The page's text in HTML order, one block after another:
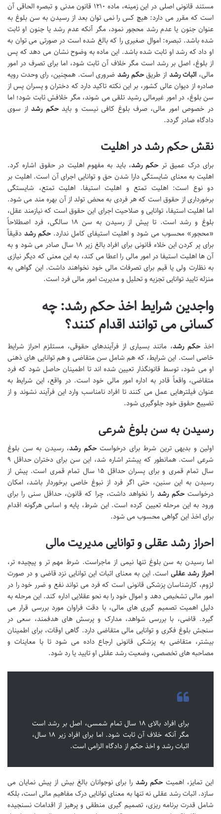
مستند قانونی اصلی در این زمینه، ماده ۱۲۱۰ قانون مدنی و تبصره الحاقی آن
است که مقرر می دارد: هیچ کس را نمی توان بعد از رسیدن به سن بلوغ به
عنوان جنون یا عدم رشد محجور نمود، مگر آنکه عدم رشد یا جنون او ثابت
شده باشد. تبصره: اموال صغیری را که بالغ شده است در صورتی می توان به
او داد که رشد او ثابت شده باشد. این ماده به وضوح نشان می دهد که پس
از بلوغ، اصل بر رشد است مگر خلاف آن ثابت شود، اما برای تصرف در امور
مالی، اثبات رشد از طریقحکم رشد ضروری است. همچنین، رای وحدت رویه
صادره از دیوان عالی کشور، بر این نکته تاکید دارد که دختران و پسران پس از
سن بلوغ، در امور غیرمالی رشید تلقی می شوند، مگر خلافش ثابت شود؛ اما
در خصوص امور مالی، صرف بلوغ کافی نیست و بایدحکم رشداز سوی
دادگاه صادر گردد.
نقش حکم رشد در اهلیت
برای درک عمیق تر حکم رشد، باید به مفهوم اهلیت در حقوق اشاره کرد.
اهلیت به معنای شایستگی دارا شدن حق و توانایی اجرای آن است. اهلیت بر
دو نوع است: اهلیت تمتع و اهلیت استیفا. اهلیت تمتع، شایستگی
برخورداری از حقوق است که هر فردی به محض تولد از آن بهره مند می شود.
اما اهلیت استیفا، توانایی و صلاحیت اجرای این حقوق است که نیازمند عقل،
بلوغ و رشد است. تا پیش از رسیدن به سن ۱۸ سالگی، فرد اصطلاحاً
«محجور» محسوب می شود و اهلیت استیفای کامل ندارد. حکم رشد دقیقاً
برای پر کردن این خلاء قانونی برای افراد بالغ زیر ۱۸ سال صادر می شود و به
آن ها اهلیت استیفا در امور مالی را اعطا می کند، به این معنی که دیگر نیازی
به نظارت ولی یا قیم برای تصرفات مالی خود نخواهند داشت. این گواهی به
منزله تایید توانایی تجزیه و تحلیل و مدیریت امور مالی فرد است.
واجدین شرایط اخذ حکم رشد: چه
کسانی می توانند اقدام کنند؟
اخذ حکم رشد، مانند بسیاری از فرآیندهای حقوقی، مستلزم احراز شرایط
خاصی است. این شرایط، که هم شامل سن متقاضی و هم توانایی های ذهنی
او می شود، توسط قانونگذار تعیین شده اند تا اطمینان حاصل شود که فرد
متقاضی، واقعاً قادر به اداره امور مالی خود است. در واقع، این شرایط به
عنوان فیلترهایی عمل می کنند تا افراد نامناسب وارد این فرآیند نشوند و از
تضییع حقوق خود جلوگیری شود.
رسیدن به سن بلوغ شرعی
اولین و بدیهی ترین شرط برای درخواستحکم رشد، رسیدن به سن بلوغ
شرعی است. همانطور که پیشتر اشاره شد، این سن برای دختران حداقل ۹
سال تمام قمری و برای پسران حداقل ۱۵ سال تمام قمری است. پیش از
رسیدن به این سنین، حتی اگر فرد از نبوغ خاصی برخوردار باشد، امکان
درخواستحکم رشد را نخواهد داشت، چرا که قانون، حداقل سنی را برای
ورود به این مرحله تعیین کرده است. این شرط، پایه و اساس هرگونه اقدام
برای اخذ این گواهی محسوب می شود.
احراز رشد عقلی و توانایی مدیریت مالی
اما رسیدن به سن بلوغ تنها نیمی از ماجراست. شرط مهم تر و پیچیده تر،
احراز رشد عقلیاست. این به معنای اثبات این توانایی نزد قاضی و در صورت
لزوم، کارشناسان پزشکی قانونی است که فرد می تواند نفع و ضرر خود را در
امور مالی تشخیص دهد و اموال خود را به نحو عقلایی اداره کند. این مرحله به
دلیل اهمیت تصمیم گیری های مالی، با دقت فراوان مورد بررسی قرار می
گیرد. قاضی، با بررسی شواهد، مدارک و پرسش های هدفمند، سعی در
سنجش بلوغ فکری و توانایی مالی متقاضی دارد. گاهی اوقات، برای اطمینان
بیشتر، متقاضی به پزشکی قانونی ارجاع داده می شود تا با معاینات و
مصاحبه های تخصصی، وضعیت رشد عقلی او تایید یا رد شود.
برای افراد بالای ۱۸ سال تمام شمسی، اصل بر رشد است
مگر آنکه خلاف آن ثابت شود. اما برای افراد زیر ۱۸ سال،
اثبات رشد و اخذ حکم از دادگاه الزامی است.
این تمایز، اهمیت حکم رشدرا برای نوجوانان بالغ بیش از پیش نمایان می
سازد. اثبات رشد عقلی نه تنها به معنای توانایی درک مفاهیم مالی است، بلکه
شامل قدرت برنامه ریزی، تصمیم گیری منطقی و پرهیز از اقدامات نسنجیده